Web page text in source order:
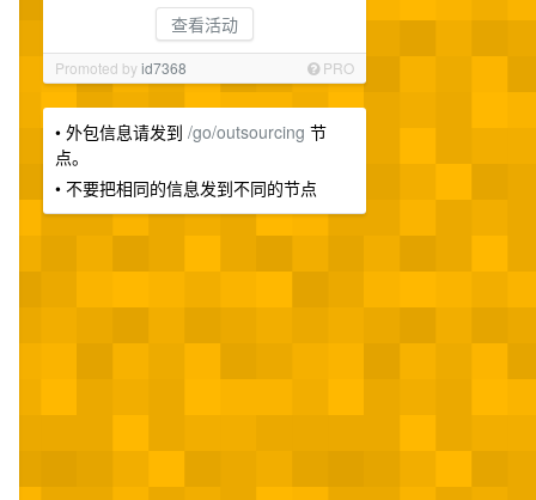
查看活动
Promoted byid7368 PRO
• 外包信息请发到 /go/outsourcing 节
点。
• 不要把相同的信息发到不同的节点